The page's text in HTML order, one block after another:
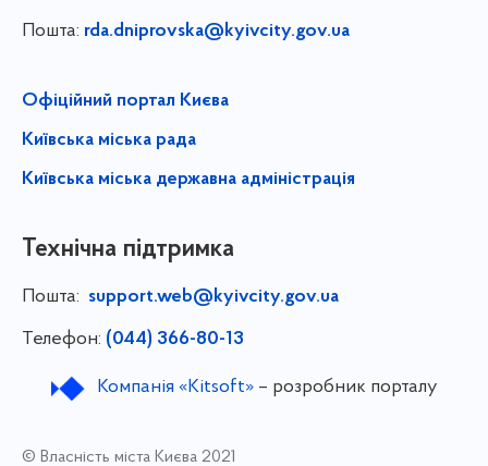
Пошта: rda.dniprovska@kyivcity.gov.ua
Офіційний портал Києва
Київська міська рада
Київська міська державна адміністрація
Технічна підтримка
Пошта: support.web@kyivcity.gov.ua
Телефон: (044) 366-80-13
Компанія «Kitsoft»– розробник порталу
© Власність міста Києва 2021